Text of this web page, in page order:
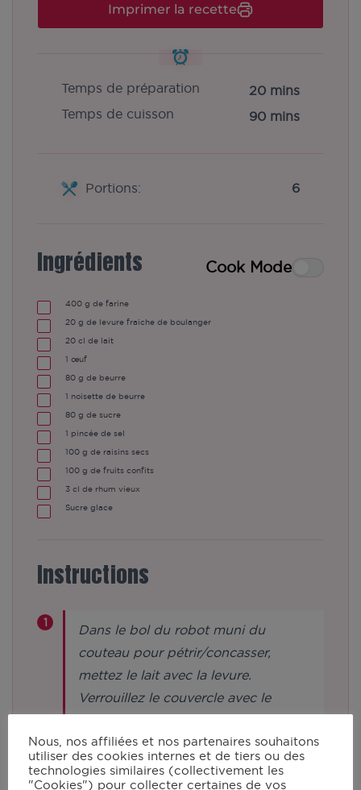
Imprimer la recette
Temps de préparation
20 mins
Temps de cuisson
90 mins
Portions: 6
Ingrédients Cook Mode
400 g de farine
20 g de levure fraiche de boulanger
20 cl de lait
1 œuf
80 g de beurre
1 noisette de beurre
80 g de sucre
1 pincée de sel
100 g de raisins secs
100 g de fruits confits
3 cl de rhum vieux
Sucre glace
Instructions
Dans le bol du robot muni du
couteau pour pétrir/concasser,
mettez le lait avec la levure.
Verrouillez le couvercle avec le
40°C pendant 5 min.
Nous, nos affiliées et nos partenaires souhaitons
utiliser des cookies internes et de tiers ou des
technologies similaires (collectivement les
"Cookies") pour collecter certaines de vos